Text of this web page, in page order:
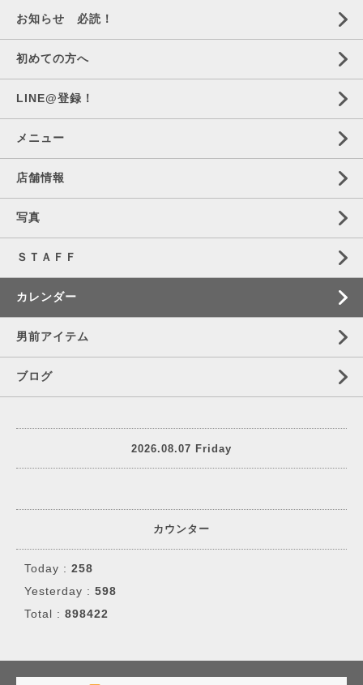
お知らせ 必読！
初めての方へ
LINE@登録！
メニュー
店舗情報
写真
ＳＴＡＦＦ
カレンダー
男前アイテム
ブログ
2026.08.07 Friday
カウンター
Today : 258
Yesterday : 598
Total : 898422